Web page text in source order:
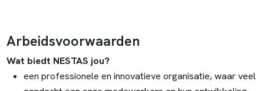
Arbeidsvoorwaarden
Wat biedt NESTAS jou?
een professionele en innovatieve organisatie, waar veel